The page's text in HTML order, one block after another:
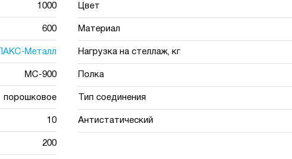
1000
600
ПАКС-Металл
МС-900
порошковое
10
200
Цвет
Материал
Нагрузка на стеллаж, кг
Полка
Тип соединения
Антистатический